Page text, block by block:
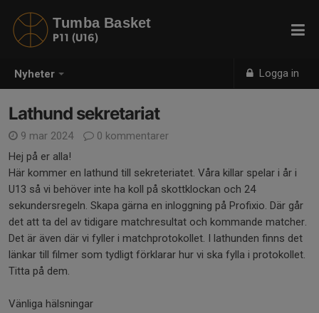
Nyheter Logga in
Tumba Basket
P11 (U16)
Lathund sekretariat
9 mar 2024
0 kommentarer
Hej på er alla!
Här kommer en lathund till sekreteriatet. Våra killar spelar i år i
U13 så vi behöver inte ha koll på skottklockan och 24
sekundersregeln. Skapa gärna en inloggning på Profixio. Där går
det att ta del av tidigare matchresultat och kommande matcher.
Det är även där vi fyller i matchprotokollet. I lathunden finns det
länkar till filmer som tydligt förklarar hur vi ska fylla i protokollet.
Titta på dem.
Vänliga hälsningar